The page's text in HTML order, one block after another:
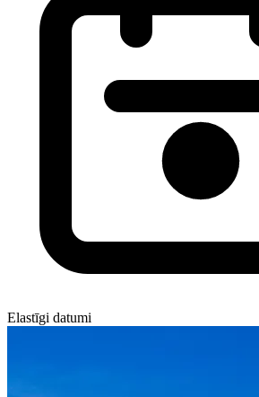
Elastīgi datumi